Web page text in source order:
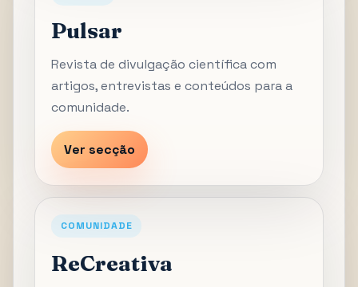
Pulsar
Revista de divulgação científica com
artigos, entrevistas e conteúdos para a
comunidade.
Ver secção
COMUNIDADE
ReCreativa